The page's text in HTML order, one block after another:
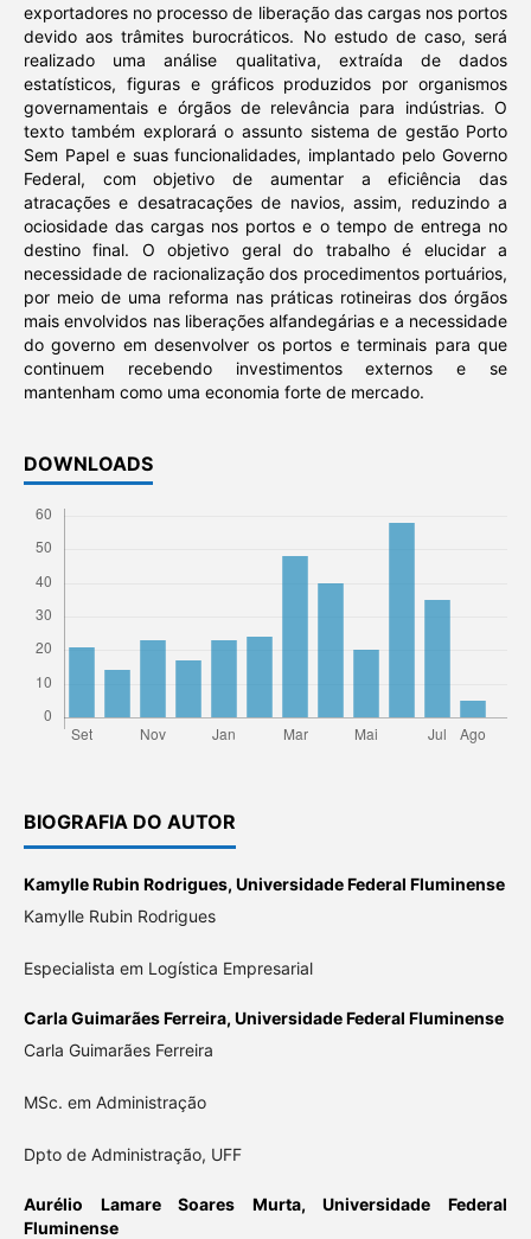
exportadores no processo de liberação das cargas nos portos
devido aos trâmites burocráticos. No estudo de caso, será
realizado uma análise qualitativa, extraída de dados
estatísticos, figuras e gráficos produzidos por organismos
governamentais e órgãos de relevância para indústrias. O
texto também explorará o assunto sistema de gestão Porto
Sem Papel e suas funcionalidades, implantado pelo Governo
Federal, com objetivo de aumentar a eficiência das
atracações e desatracações de navios, assim, reduzindo a
ociosidade das cargas nos portos e o tempo de entrega no
destino final. O objetivo geral do trabalho é elucidar a
necessidade de racionalização dos procedimentos portuários,
por meio de uma reforma nas práticas rotineiras dos órgãos
mais envolvidos nas liberações alfandegárias e a necessidade
do governo em desenvolver os portos e terminais para que
continuem recebendo investimentos externos e se
mantenham como uma economia forte de mercado.
DOWNLOADS
BIOGRAFIA DO AUTOR
Kamylle Rubin Rodrigues, Universidade Federal Fluminense
Kamylle Rubin Rodrigues
Especialista em Logística Empresarial
Carla Guimarães Ferreira, Universidade Federal Fluminense
Carla Guimarães Ferreira
MSc. em Administração
Dpto de Administração, UFF
Aurélio Lamare Soares Murta,Universidade Federal
Fluminense